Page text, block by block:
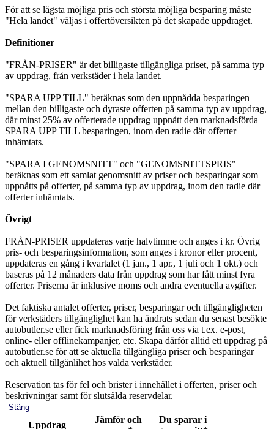
För att se lägsta möjliga pris och största möjliga besparing måste
"Hela landet" väljas i offertöversikten på det skapade uppdraget.
Definitioner
"FRÅN-PRISER" är det billigaste tillgängliga priset, på samma typ
av uppdrag, från verkstäder i hela landet.
"SPARA UPP TILL" beräknas som den uppnådda besparingen
mellan den billigaste och dyraste offerten på samma typ av uppdrag,
där minst 25% av offerterade uppdrag uppnått den marknadsförda
SPARA UPP TILL besparingen, inom den radie där offerter
inhämtats.
"SPARA I GENOMSNITT" och "GENOMSNITTSPRIS"
beräknas som ett samlat genomsnitt av priser och besparingar som
uppnåtts på offerter, på samma typ av uppdrag, inom den radie där
offerter inhämtats.
Övrigt
FRÅN-PRISER uppdateras varje halvtimme och anges i kr. Övrig
pris- och besparingsinformation, som anges i kronor eller procent,
uppdateras en gång i kvartalet (1 jan., 1 apr., 1 juli och 1 okt.) och
baseras på 12 månaders data från uppdrag som har fått minst fyra
offerter. Priserna är inklusive moms och andra eventuella avgifter.
Det faktiska antalet offerter, priser, besparingar och tillgängligheten
för verkstäders tillgänglighet kan ha ändrats sedan du senast besökte
autobutler.se eller fick marknadsföring från oss via t.ex. e-post,
online- eller offlinekampanjer, etc. Skapa därför alltid ett uppdrag på
autobutler.se för att se aktuella tillgängliga priser och besparingar
och aktuell tillgänlihet hos valda verkstäder.
Reservation tas för fel och brister i innehållet i offerten, priser och
beskrivningar samt för slutsålda reservdelar.
Stäng
Uppdrag
Jämför och
Du sparar i